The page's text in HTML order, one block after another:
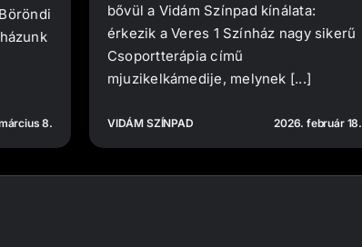
8.
bővül a Vidám Színpad kínálata:
érkezik a Veres 1 Színház nagy sikerű
Csoportterápia című
mjuzikelkámedije, melynek [...]
VIDÁM SZÍNPAD 2026. február 18.